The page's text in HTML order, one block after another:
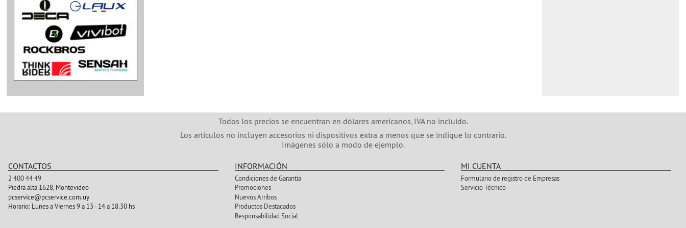
Todos los precios se encuentran en dólares americanos, IVA no incluido.
Los artículos no incluyen accesorios ni dispositivos extra a menos que se indique lo contrario.
Imágenes sólo a modo de ejemplo.
CONTACTOS
2 400 44 49
Piedra alta 1628, Montevideo
pcservice@pcservice.com.uy
Horario: Lunes a Viernes 9 a 13 - 14 a 18.30 hs
INFORMACIÓN
Condiciones de Garantía
Promociones
Nuevos Arribos
Productos Destacados
Responsabilidad Social
MI CUENTA
Formulario de registro de Empresas
Servicio Técnico